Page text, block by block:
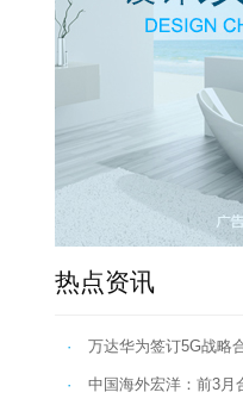
热点资讯
· 万达华为签订5G战略
· 中国海外宏洋：前3月